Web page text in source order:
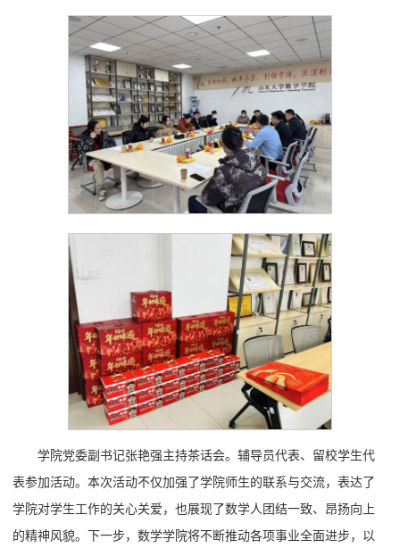
学院党委副书记张艳强主持茶话会。辅导员代表、留校学生代
表参加活动。本次活动不仅加强了学院师生的联系与交流，表达了
学院对学生工作的关心关爱，也展现了数学人团结一致、昂扬向上
的精神风貌。下一步，数学学院将不断推动各项事业全面进步，以